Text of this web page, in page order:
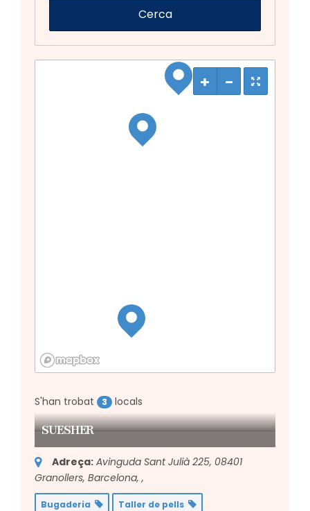
S'han trobat 3 locals
SUESHER
Adreça: Avinguda Sant Julià 225, 08401
Granollers, Barcelona, ,
Bugaderia
Taller de pells